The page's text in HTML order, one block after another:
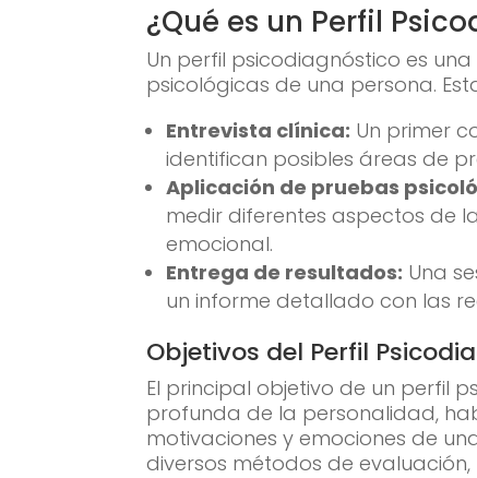
¿Qué es un Perfil
Un perfil psicodiagnóstico es
psicológicas de una persona.
Entrevista clínica: Un primer
identifican posibles áreas de
Aplicación de pruebas
medir diferentes aspectos de
emocional.
Entrega de resultados: Una
un informe detallado con las
Objetivos del Perfil
El principal objetivo de un perfil
profunda de la personalidad,
motivaciones y emociones de
diversos métodos de